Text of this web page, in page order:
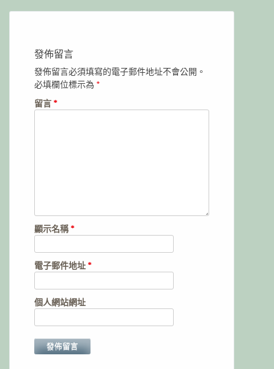
發佈留言
發佈留言必須填寫的電子郵件地址不會公開。
必填欄位標示為 *
留言 *
顯示名稱*
電子郵件地址 *
個人網站網址